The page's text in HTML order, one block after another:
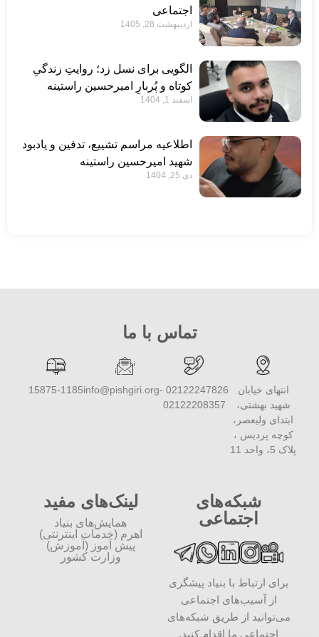
اجتماعی
اردیبهشت 28, 1405
الگویی برای نسل زد؛ روایتِ زندگیِ
کوتاه و پُربارِ امیرحسین راستینه
اسفند 1, 1404
اطلاعیه مراسم تشییع، تدفین و یادبود
شهید امیرحسین راستینه
دی 25, 1404
تماس با ما
انتهای خیابان
شهید بهشتی،
ابتدای ولیعصر،
کوچه پردیس ،
پلاک 5، واحد 11
02122247826 -
02122208357
info@pishgiri.org
15875-1185
شبکه‌های
اجتماعی
برای ارتباط با بنیاد پیشگری
از آسیب‌های اجتماعی
می‌توانید از طریق شبکه‌‎های
اجتماعی ما اقدام کنید.
لینک‌های مفید
همایش‌های بنیاد
اهرم (خدمات اینترنتی)
پیش آموز (آموزش)
وزارت کشور